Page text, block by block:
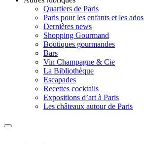
Quartiers de Paris
Paris pour les enfants et les ados
Dernières news
Shopping Gourmand
Boutiques gourmandes
Bars
Vin Champagne & Cie
La Bibliothèque
Escapades
Recettes cocktails
Expositions d’art à Paris
Les châteaux autour de Paris